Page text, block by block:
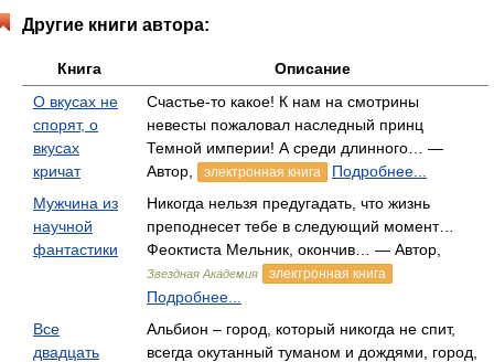
Другие книги автора:
Книга
Описание
О вкусах не
спорят, о
вкусах
кричат
Счастье-то какое! К нам на смотрины
невесты пожаловал наследный принц
Темной империи! А среди длинного… —
Автор,
электронная книга
Подробнее...
Мужчина из
научной
фантастики
Никогда нельзя предугадать, что жизнь
преподнесет тебе в следующий момент…
Феоктиста Мельник, окончив… — Автор,
Звездная Академия электронная книга
Подробнее...
Все
двадцать
Альбион – город, который никогда не спит,
всегда окутанный туманом и дождями, город,